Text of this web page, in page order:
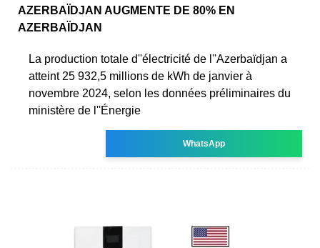
AZERBAÏDJAN AUGMENTE DE 80% EN
AZERBAÏDJAN
La production totale d''électricité de l''Azerbaïdjan a
atteint 25 932,5 millions de kWh de janvier à
novembre 2024, selon les données préliminaires du
ministère de l''Énergie
WhatsApp